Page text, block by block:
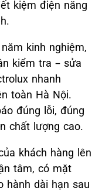
kiệm điện năng
kinh nghiệm,
kiểm tra – sửa
nhanh
toàn Hà Nội.
đúng lỗi, đúng
chất lượng cao.
khách hàng lên
tâm, có mặt
hành dài hạn sau